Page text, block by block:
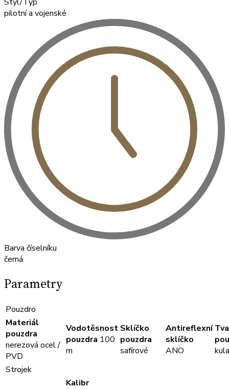
pilotní a vojenské
Barva číselníku
černá
Parametry
Pouzdro
Materiál
pouzdra
nerezová ocel /
PVD
Vodotěsnost
pouzdra 100
m
Sklíčko
pouzdra
safírové
Antireflexní
sklíčko
ANO
Strojek
Kalibr